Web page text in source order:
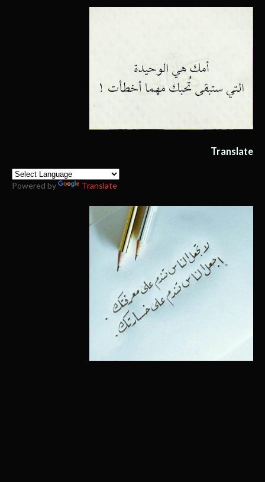
Translate
Powered by Translate